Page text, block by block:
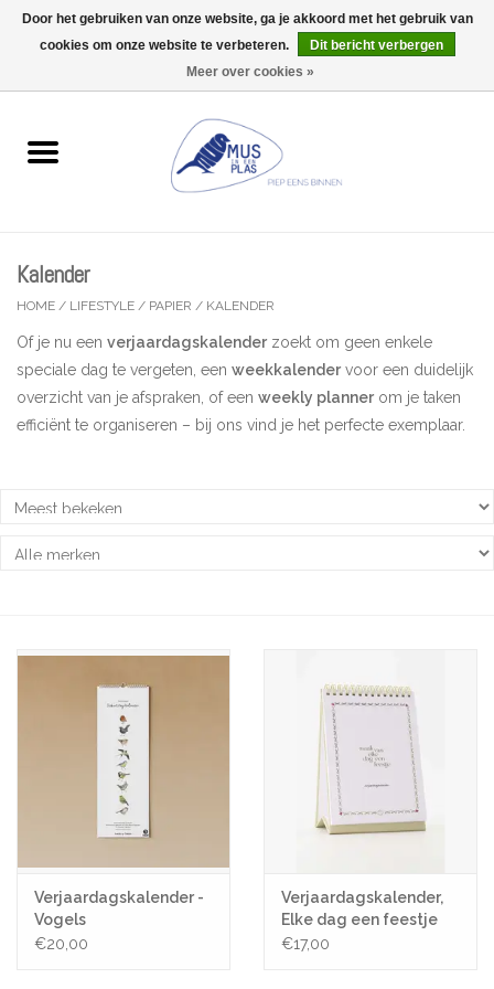
0 Artikelen - €0,00
Wenskaarten
Kleine gelukjes
Troost
Kalender
HOME / LIFESTYLE / PAPIER / KALENDER
Of je nu een verjaardagskalender zoekt om geen enkele
speciale dag te vergeten, een weekkalender voor een duidelijk
overzicht van je afspraken, of een weekly planner om je taken
efficiënt te organiseren – bij ons vind je het perfecte exemplaar.
Verjaardagskalender -
Vogels
€20,00
Verjaardagskalender,
Elke dag een feestje
€17,00
Door het gebruiken van onze website, ga je akkoord met het gebruik van
cookies om onze website te verbeteren.
Dit bericht verbergen
Meer over cookies »
Wij zijn uitzonderlijk gesloten op Do 06/08 en Do 13/08